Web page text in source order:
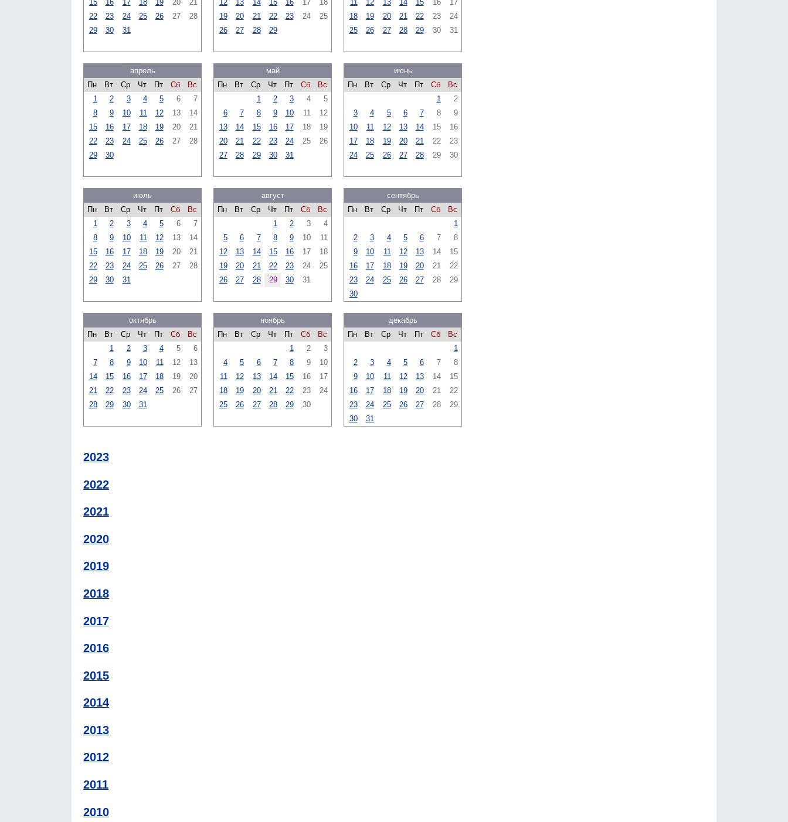
15
16 17 18 19 20
21
22
23 24 25 26 27
28
29
30 31
12
13 14 15 16 17
18
19
20 21 22 23 24
25
26
27 28 29
11
12 13 14 15 16
17
18
19 20 21 22 23
24
25
26 27 28 29 30 31
апрель
Пн
Вт Ср Чт Пт Сб
Вс
1
2 3 4 5 6
7
8
9 10 11 12 13
14
15
16 17 18 19 20
21
22
23 24 25 26 27
28
29
30
май
Пн
Вт Ср Чт Пт Сб
Вс
1
2 3 4
5
6
7 8 9 10 11
12
13
14 15 16 17 18
19
20
21 22 23 24 25
26
27
28 29 30 31
июнь
Пн
Вт Ср Чт Пт Сб
Вс
1
2
3
4 5 6 7 8
9
10
11 12 13 14 15
16
17
18 19 20 21 22
23
24
25 26 27 28 29 30
июль
Пн
Вт Ср Чт Пт Сб
Вс
1
2 3 4 5 6
7
8
9 10 11 12 13
14
15
16 17 18 19 20
21
22
23 24 25 26 27
28
29
30 31
август
Пн
Вт Ср Чт Пт Сб
Вс
1
2 3
4
5
6 7 8 9 10
11
12
13 14 15 16 17
18
19
20 21 22 23 24
25
26
27 28 29 30 31
сентябрь
Пн
Вт Ср Чт Пт Сб
Вс
1
2
3 4 5 6 7
8
9
10 11 12 13 14
15
16
17 18 19 20 21
22
23
24 25 26 27 28
29
30
октябрь
Пн
Вт Ср Чт Пт Сб
Вс
1
2 3 4 5
6
7
8 9 10 11 12
13
14
15 16 17 18 19
20
21
22 23 24 25 26
27
28
29 30 31
ноябрь
Пн
Вт Ср Чт Пт Сб
Вс
1
2
3
4
5 6 7 8 9
10
11
12 13 14 15 16
17
18
19 20 21 22 23
24
25
26 27 28 29 30
декабрь
Пн
Вт Ср Чт Пт Сб
Вс
1
2
3 4 5 6 7
8
9
10 11 12 13 14
15
16
17 18 19 20 21
22
23
24 25 26 27 28
29
30
31
2023
2022
2021
2020
2019
2018
2017
2016
2015
2014
2013
2012
2011
2010